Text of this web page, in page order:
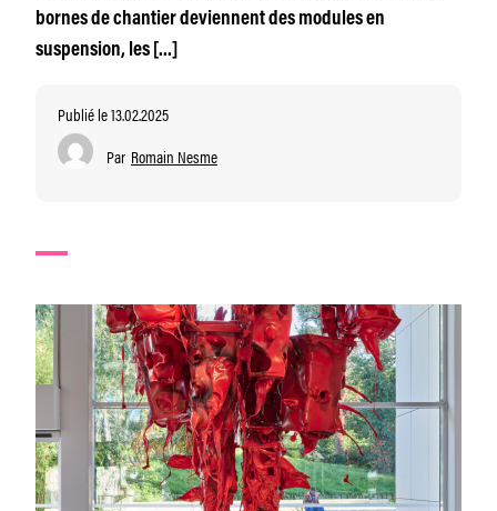
bornes de chantier deviennent des modules en
suspension, les […]
Publié le 13.02.2025
Par Romain Nesme